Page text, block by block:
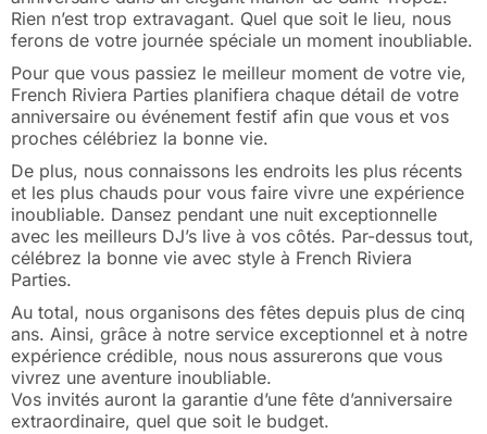
Rien n’est trop extravagant. Quel que soit le lieu, nous
ferons de votre journée spéciale un moment inoubliable.
Pour que vous passiez le meilleur moment de votre vie,
French Riviera Parties planifiera chaque détail de votre
anniversaire ou événement festif afin que vous et vos
proches célébriez la bonne vie.
De plus, nous connaissons les endroits les plus récents
et les plus chauds pour vous faire vivre une expérience
inoubliable. Dansez pendant une nuit exceptionnelle
avec les meilleurs DJ’s live à vos côtés. Par-dessus tout,
célébrez la bonne vie avec style à French Riviera
Parties.
Au total, nous organisons des fêtes depuis plus de cinq
ans. Ainsi, grâce à notre service exceptionnel et à notre
expérience crédible, nous nous assurerons que vous
vivrez une aventure inoubliable.
Vos invités auront la garantie d’une fête d’anniversaire
extraordinaire, quel que soit le budget.